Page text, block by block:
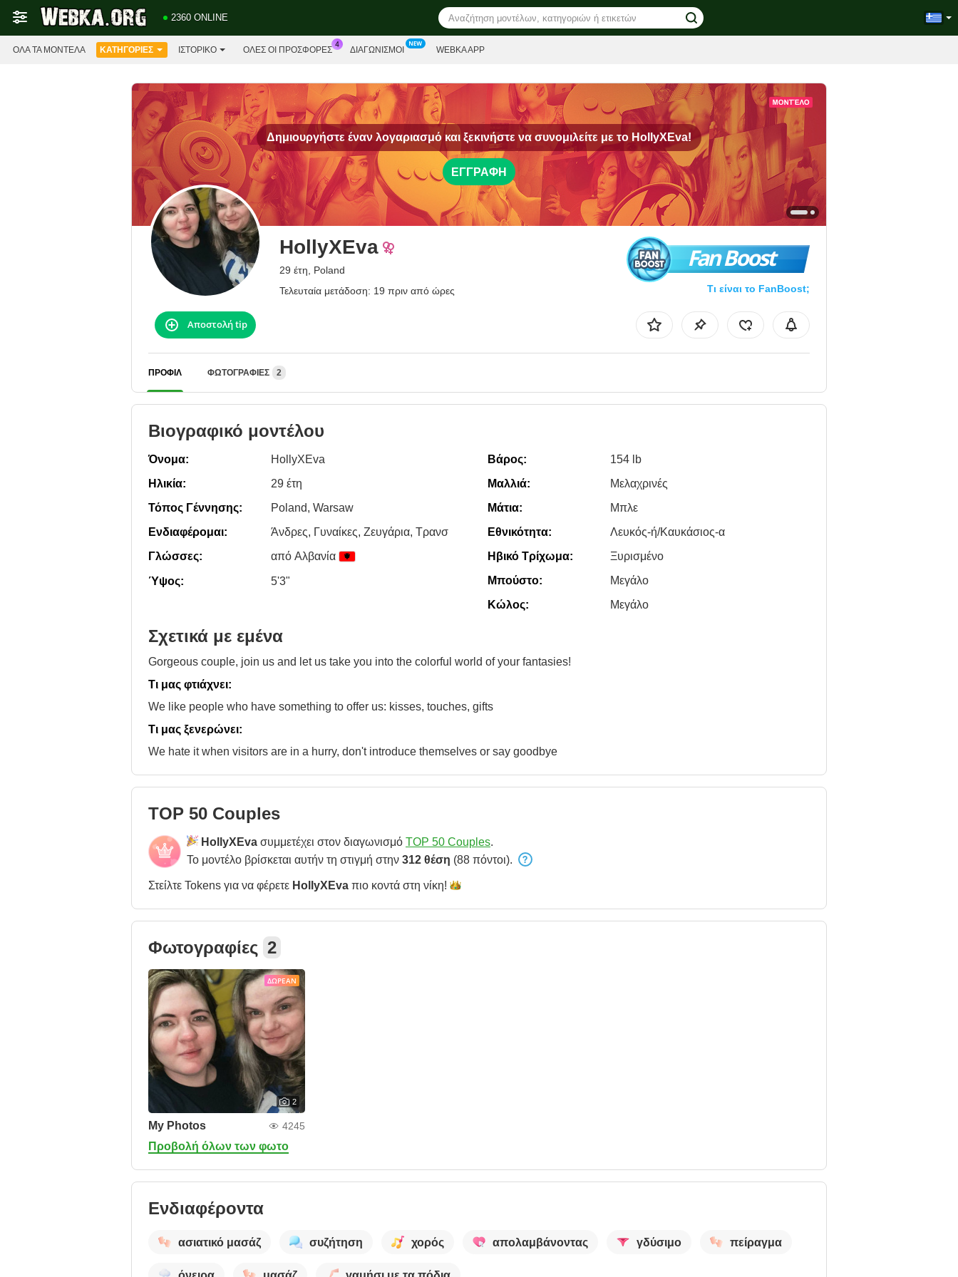
2360 ONLINE
ΌΛΑ ΤΑ ΜΟΝΤΈΛΑ ΚΑΤΗΓΟΡΊΕΣ ΙΣΤΟΡΙΚΌ ΟΛΕΣ ΟΙ ΠΡΟΣΦΟΡΕΣ ΔΙΑΓΩΝΙΣΜΟΊ WEBKA APP
Δημιουργήστε έναν λογαριασμό και ξεκινήστε να συνομιλείτε με το HollyXEva!
ΕΓΓΡΑΦΉ
HollyXEva
29 έτη, Poland
Τελευταία μετάδοση: 19 πριν από ώρες
Fan Boost
Τι είναι το FanBoost;
Αποστολή tip
ΠΡΟΦΊΛ ΦΩΤΟΓΡΑΦΊΕΣ 2
Βιογραφικό μοντέλου
Όνομα:
HollyXEva
Ηλικία:
29 έτη
Τόπος Γέννησης:
Poland, Warsaw
Ενδιαφέρομαι:
Άνδρες, Γυναίκες, Zευγάρια, Τρανσ
Γλώσσες:
από Αλβανία
Ύψος: 5'3"
Βάρος:
154 lb
Μαλλιά:
Μελαχρινές
Μάτια:
Μπλε
Εθνικότητα:
Λευκός-ή/Καυκάσιος-α
Ηβικό Τρίχωμα:
Ξυρισμένο
Μπούστο:
Μεγάλο
Κώλος:
Μεγάλο
Σχετικά με εμένα
Gorgeous couple, join us and let us take you into the colorful world of your fantasies!
Τι μας φτιάχνει:
We like people who have something to offer us: kisses, touches, gifts
Τι μας ξενερώνει:
We hate it when visitors are in a hurry, don't introduce themselves or say goodbye
TOP 50 Couples
HollyXEva συμμετέχει στον διαγωνισμό TOP 50 Couples.
Το μοντέλο βρίσκεται αυτήν τη στιγμή στην 312 θέση (88 πόντοι).
Στείλτε Tokens για να φέρετε HollyXEva πιο κοντά στη νίκη!
Φωτογραφίες 2
ΔΩΡΕΆΝ
2
My Photos 4245
Προβολή όλων των φωτο
Ενδιαφέροντα
ασιατικό μασάζ συζήτηση χορός απολαμβάνοντας γδύσιμο πείραγμα